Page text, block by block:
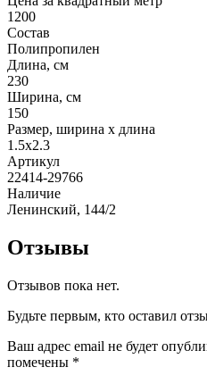
1200
Состав
Полипропилен
Длина, см
230
Ширина, см
150
Размер, ширина x длина
1.5x2.3
Артикул
22414-29766
Наличие
Ленинский, 144/2
Отзывы
Отзывов пока нет.
Будьте первым, кто оставил
Ваш адрес email не будет
помечены *